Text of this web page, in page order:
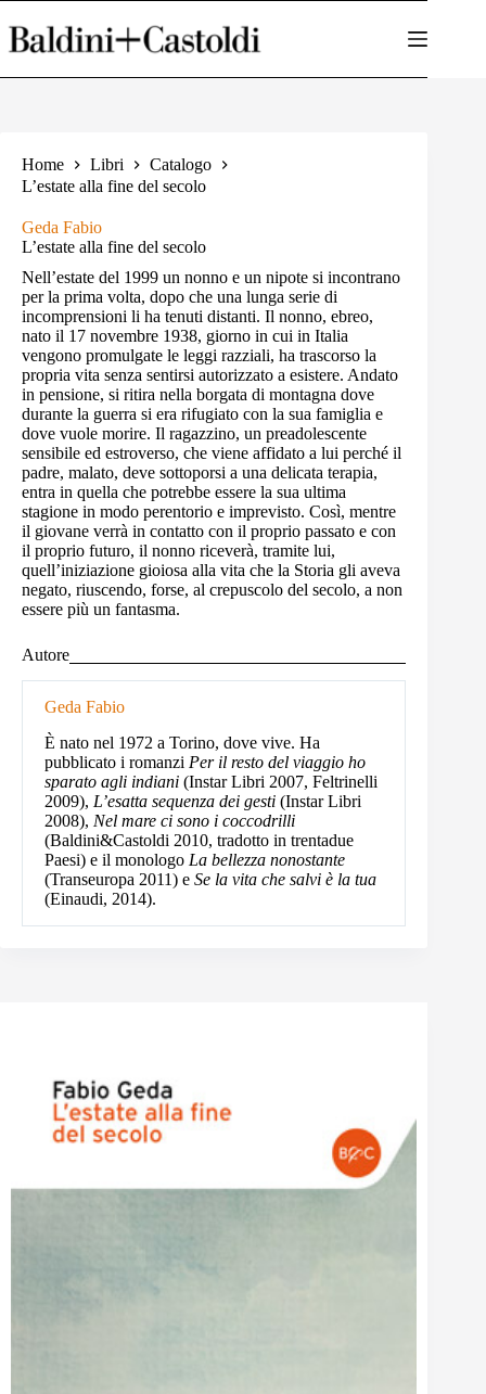
al
contenuto
Home Libri
Catalogo
L’estate alla fine del secolo
Geda Fabio
L’estate alla fine del secolo
Nell’estate del 1999 un nonno e un nipote si incontrano
per la prima volta, dopo che una lunga serie di
incomprensioni li ha tenuti distanti. Il nonno, ebreo,
nato il 17 novembre 1938, giorno in cui in Italia
vengono promulgate le leggi razziali, ha trascorso la
propria vita senza sentirsi autorizzato a esistere. Andato
in pensione, si ritira nella borgata di montagna dove
durante la guerra si era rifugiato con la sua famiglia e
dove vuole morire. Il ragazzino, un preadolescente
sensibile ed estroverso, che viene affidato a lui perché il
padre, malato, deve sottoporsi a una delicata terapia,
entra in quella che potrebbe essere la sua ultima
stagione in modo perentorio e imprevisto. Così, mentre
il giovane verrà in contatto con il proprio passato e con
il proprio futuro, il nonno riceverà, tramite lui,
quell’iniziazione gioiosa alla vita che la Storia gli aveva
negato, riuscendo, forse, al crepuscolo del secolo, a non
essere più un fantasma.
Autore
Geda Fabio
È nato nel 1972 a Torino, dove vive. Ha
pubblicato i romanzi Per il resto del viaggio ho
sparato agli indiani (Instar Libri 2007, Feltrinelli
2009), L’esatta sequenza dei gesti (Instar Libri
2008), Nel mare ci sono i coccodrilli
(Baldini&Castoldi 2010, tradotto in trentadue
Paesi) e il monologo La bellezza nonostante
(Transeuropa 2011) e Se la vita che salvi è la tua
(Einaudi, 2014).